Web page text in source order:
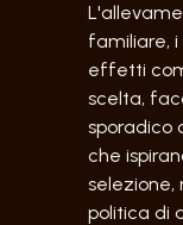
familiare,
effetti
scelta,
sporadico
che
selezione,
politica di